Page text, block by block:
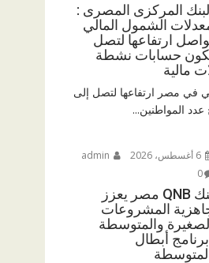
المركزى المصرى :
الشمول المالي
ارتفاعها لتصل
حسابات نشطة
مالية
في مصر ارتفاعها لتصل إلى
0
بنك QNB مصر يعزز
المشروعات
والمتوسطة
أبطال